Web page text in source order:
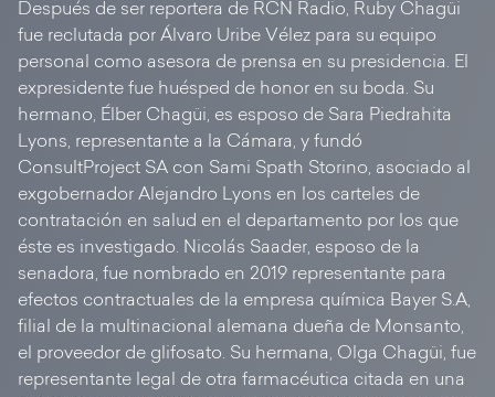
Después de ser reportera de RCN Radio, Ruby Chagüi
fue reclutada por Álvaro Uribe Vélez para su equipo
personal como asesora de prensa en su presidencia. El
expresidente fue huésped de honor en su boda. Su
hermano, Élber Chagüi, es esposo de Sara Piedrahita
Lyons, representante a la Cámara, y fundó
ConsultProject SA con Sami Spath Storino, asociado al
exgobernador Alejandro Lyons en los carteles de
contratación en salud en el departamento por los que
éste es investigado. Nicolás Saader, esposo de la
senadora, fue nombrado en 2019 representante para
efectos contractuales de la empresa química Bayer S.A,
filial de la multinacional alemana dueña de Monsanto,
el proveedor de glifosato. Su hermana, Olga Chagüi, fue
representante legal de otra farmacéutica citada en una